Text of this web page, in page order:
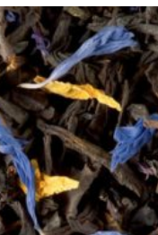
Plage
de
prix :
6,50 €
à
13,00 €